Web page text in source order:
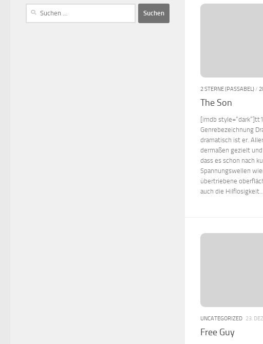
2 STERNE (PASSABEL)/
The Son
[imdb
Genrebezeichnung
dramatisch ist er.
dermaßen gezielt und
dass es schon nach
Spannungswellen
übertriebene
auch die Hilflosigkeit...
UNCATEGORIZED 23.
Free Guy